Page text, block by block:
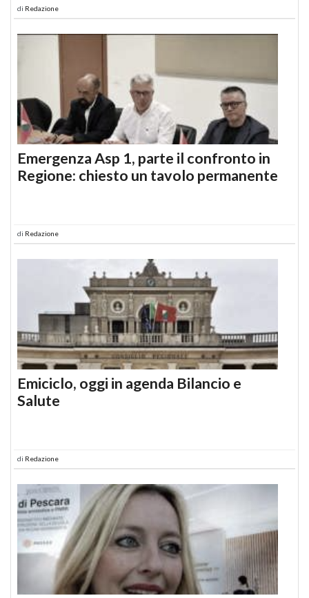
di Redazione
Emergenza Asp 1, parte il confronto in
Regione: chiesto un tavolo permanente
di Redazione
Emiciclo, oggi in agenda Bilancio e
Salute
di Redazione